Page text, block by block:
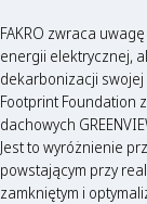
FAKRO zwraca
energii elektrycznej,
dekarbonizacji swojej
Footprint Foundation
dachowych
Jest to wyróżnienie
powstającym przy
zamkniętym i